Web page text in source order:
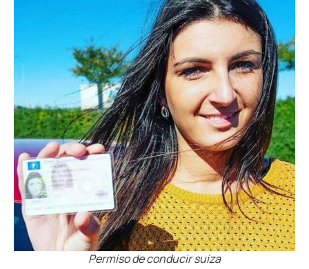
Permiso de conducir suiza